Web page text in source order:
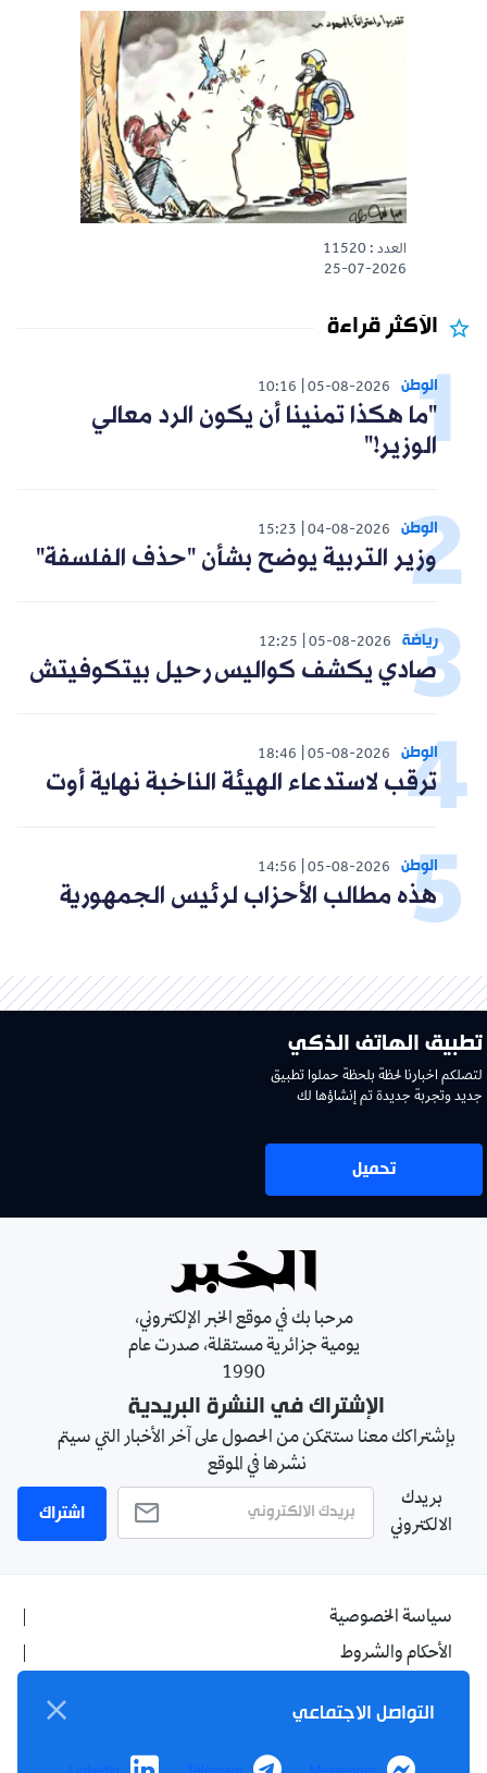
العدد : 11520
25-07-2026
الأكثر قراءة
الوطن 05-08-2026
10:16
"ما هكذا تمنينا أن يكون الرد معالي
الوزير!"
الوطن 04-08-2026
15:23
وزير التربية يوضح بشأن "حذف الفلسفة"
رياضة 05-08-2026
12:25
صادي يكشف كواليس رحيل بيتكوفيتش
الوطن 05-08-2026
18:46
ترقب لاستدعاء الهيئة الناخبة نهاية أوت
الوطن 05-08-2026
14:56
هذه مطالب الأحزاب لرئيس الجمهورية
تطبيق الهاتف الذكي
لتصلكم اخبارنا لحظة بلحظة حملوا تطبيق
جديد وتجربة جديدة تم إنشاؤها لك
تحميل
مرحبا بك في موقع الخبر الإلكتروني،
يومية جزائرية مستقلة، صدرت عام
1990
الإشتراك في النشرة البريدية
بإشتراكك معنا ستتمكن من الحصول على آخر الأخبار التي سيتم
نشرها في الموقع
بريدك
الالكتروني
اشتراك
سياسة الخصوصية
الأحكام والشروط
اتصل بنا
من نحن
التواصل الاجتماعي